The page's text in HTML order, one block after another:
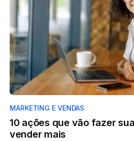
MARKETING E VENDAS
10 ações que vão fazer
vender mais